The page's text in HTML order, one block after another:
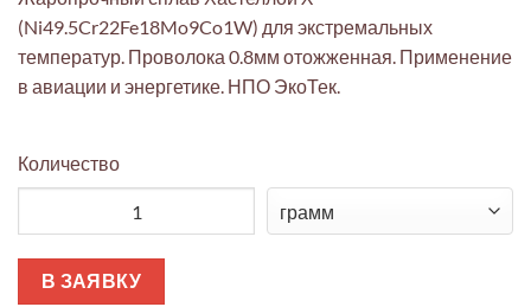
(Ni49.5Cr22Fe18Mo9Co1W) для экстремальных
температур. Проволока 0.8мм отожженная. Применение
в авиации и энергетике. НПО ЭкоТек.
Количество
В ЗАЯВКУ